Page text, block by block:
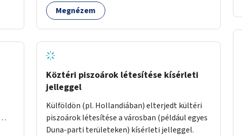
Megnézem
Köztéri piszoárok létesítése kísérleti
jelleggel
Külföldön (pl. Hollandiában) elterjedt kültéri
piszoárok létesítése a városban (például egyes
Duna-parti területeken) kísérleti jelleggel.